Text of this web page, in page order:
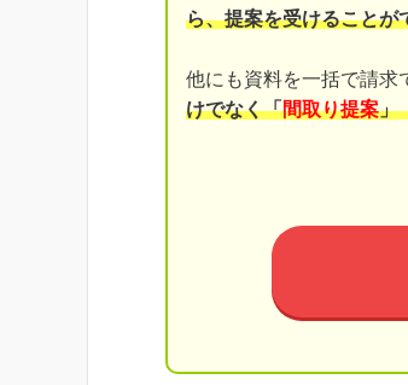
ら、提案を受けることが
他にも資料を一括で請求
けでなく「間取り提案」